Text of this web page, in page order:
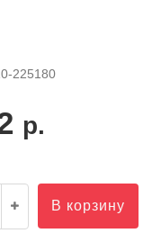
225180
р.
В корзину